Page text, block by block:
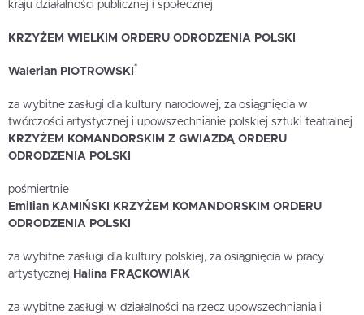
kraju działalności publicznej i społecznej
KRZYŻEM WIELKIM ORDERU ODRODZENIA POLSKI
Walerian PIOTROWSKI *
za wybitne zasługi dla kultury narodowej, za osiągnięcia w
twórczości artystycznej i upowszechnianie polskiej sztuki teatralnej
KRZYŻEM KOMANDORSKIM Z GWIAZDĄ ORDERU
ODRODZENIA POLSKI
pośmiertnie
Emilian KAMIŃSKI
KRZYŻEM KOMANDORSKIM ORDERU
ODRODZENIA POLSKI
za wybitne zasługi dla kultury polskiej, za osiągnięcia w pracy
artystycznej Halina FRĄCKOWIAK
za wybitne zasługi w działalności na rzecz upowszechniania i